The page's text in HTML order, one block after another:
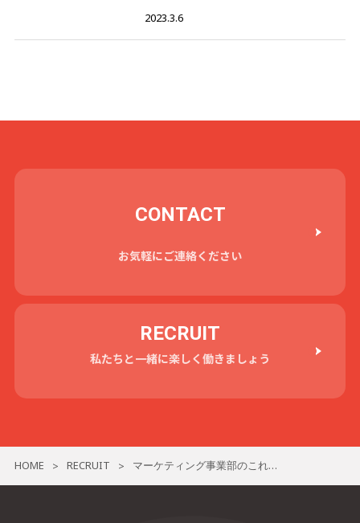
2023.3.6
CONTACT
お気軽にご連絡ください
RECRUIT
私たちと一緒に楽しく働きましょう
HOME > RECRUIT > マーケティング事業部のこれから